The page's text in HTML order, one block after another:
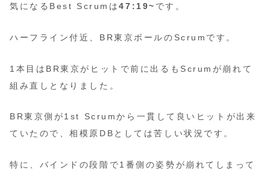
気になるBest Scrumは47:19~ です。
ハーフライン付近、BR東京ボールのScrumです。
1本目はBR東京がヒットで前に出るもScrumが崩れて
組み直しとなりました。
BR東京側が1st Scrumから一貫して良いヒットが出来
ていたので、相模原DBとしては苦しい状況です。
特に、バインドの段階で1番側の姿勢が崩れてしまって